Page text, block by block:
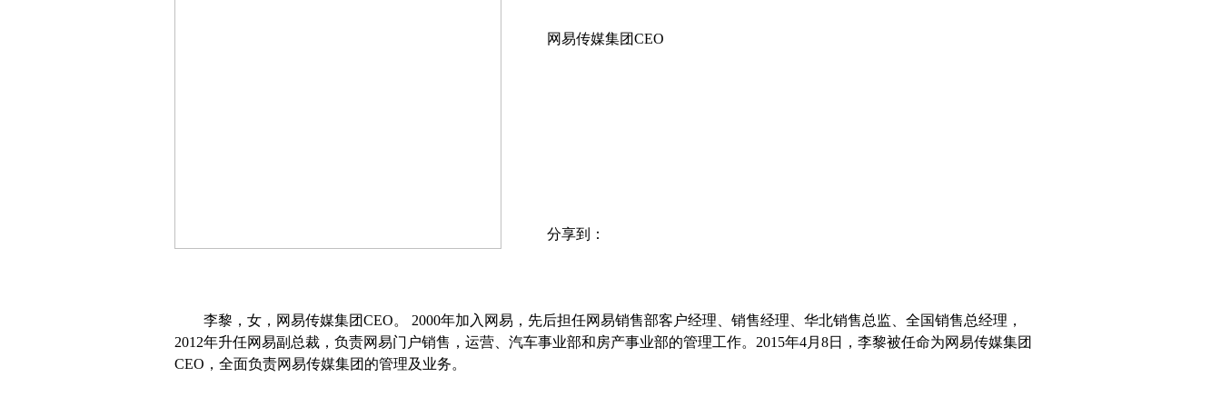
网易传媒集团CEO
分享到：
李黎，女，网易传媒集团CEO。 2000年加入网易，先后担任网易销售部客户经理、销售经理、华北销售总监、全国销售总经理，
2012年升任网易副总裁，负责网易门户销售，运营、汽车事业部和房产事业部的管理工作。2015年4月8日，李黎被任命为网易传媒集团
CEO，全面负责网易传媒集团的管理及业务。